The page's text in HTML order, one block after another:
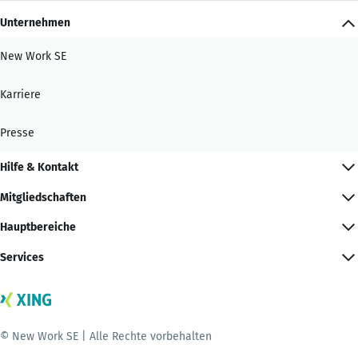
Unternehmen
New Work SE
Karriere
Presse
Hilfe & Kontakt
Mitgliedschaften
Hauptbereiche
Services
© New Work SE | Alle Rechte vorbehalten